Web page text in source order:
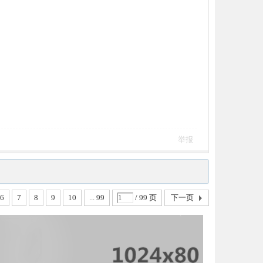
举报
6 7 8 9 10 ... 99 / 99 页 下一页